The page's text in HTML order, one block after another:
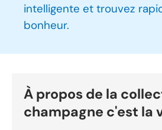
intelligente et trouvez
bonheur.
À propos de la
champagne c'est la